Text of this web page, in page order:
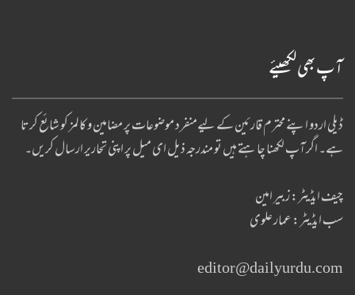
آپ بھی لکھیئے
ڈیلی اردو اپنے محترم قارئین کے لیےمنفرد موضوعات پر مضامین و کالمز کو شائع کرتا
ہے۔ اگر آپ لکھنا چا ہتے ہیں تو مندرجہ ذیل ای میل پر اپنی تحاریر ارسال کریں۔
چیف ایڈیٹر: زبیر امین
سب ایڈیٹر: عمار علوی
editor@dailyurdu.com